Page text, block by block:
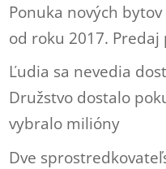
Ponuka nových
od roku 2017.
Ľudia sa nevedia
Družstvo dostalo
vybralo milióny
Dve